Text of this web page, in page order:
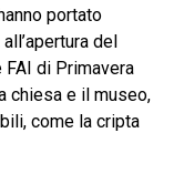
portato
del
FAI di Primavera
chiesa e il museo,
come la cripta